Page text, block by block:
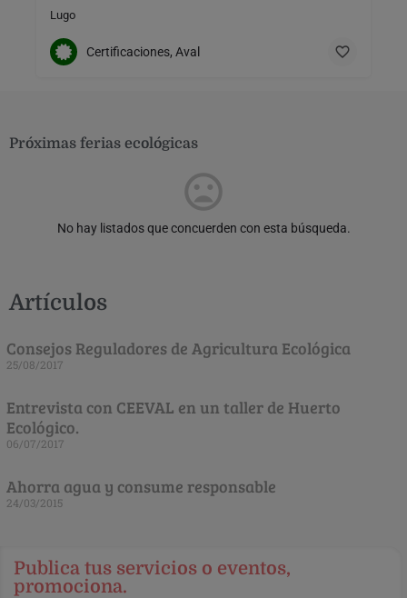
Lugo
Certificaciones, Aval
Próximas ferias ecológicas
No hay listados que concuerden con esta búsqueda.
Artículos
Consejos Reguladores de Agricultura Ecológica
25/08/2017
Entrevista con CEEVAL en un taller de Huerto
Ecológico.
06/07/2017
Ahorra agua y consume responsable
24/03/2015
Publica tus servicios o eventos,
promociona.